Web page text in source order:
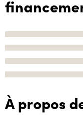
À propos